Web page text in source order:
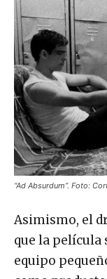
“Ad Absurdum”. Foto:
Asimismo, el
que la película
equipo